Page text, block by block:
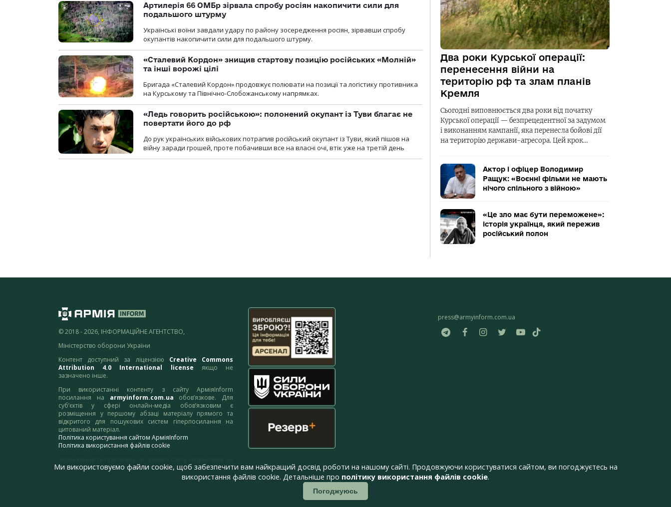
Артилерія 66 ОМБр зірвала спробу росіян накопичити сили для
подальшого штурму
Українські воїни завдали удару по району зосередження росіян, зірвавши спробу
окупантів накопичити сили для подальшого штурму.
«Сталевий Кордон» знищив стартову позицію російських «Молній»
та інші ворожі цілі
Бригада «Сталевий Кордон» продовжує полювати на позиції та логістику противника
на Курському та Північно-Слобожанському напрямках.
«Ледь говорить російською»: полонений окупант із Туви благає не
повертати його до рф
До рук українських військових потрапив російський окупант із Туви, який пішов на
війну заради грошей, проте побачивши все на власні очі, втік уже на третій день
Два роки Курської операції:
перенесення війни на
територію рф та злам планів
Кремля
Сьогодні виповнюється два роки від початку
Курської операції — безпрецедентної за задумом
і виконанням кампанії, яка перенесла бойові дії
на територію держави-агресора. Цей крок…
Актор і офіцер Володимир
Ращук: «Воєнні фільми не мають
нічого спільного з війною»
«Це зло має бути переможене»:
історія українця, який пережив
російський полон
© 2018 - 2026, ІНФОРМАЦІЙНЕ АГЕНТСТВО,
Міністерство оборони України
Контент доступний за ліцензією Creative Commons
Attribution 4.0 International license якщо не
зазначено інше.
При використанні контенту з сайту АрміяInform
посилання на armyinform.com.ua обов’язкове. Для
суб’єктів у сфері онлайн-медіа обов’язковим є
розміщення у першому абзаці матеріалу прямого та
відкритого для пошукових систем гіперпосилання на
цитований матеріал.
Політика користування сайтом АрміяInform
Політика використання файлів cookie
адресу:webmaster@armyinform.com.ua
press@armyinform.com.ua
Ми використовуємо файли cookie, щоб забезпечити вам найкращий досвід роботи на нашому сайті. Продовжуючи користуватися сайтом, ви погоджуєтесь на
використання файлів cookie. Детальніше про політику використання файлів cookie.
Погоджуюсь